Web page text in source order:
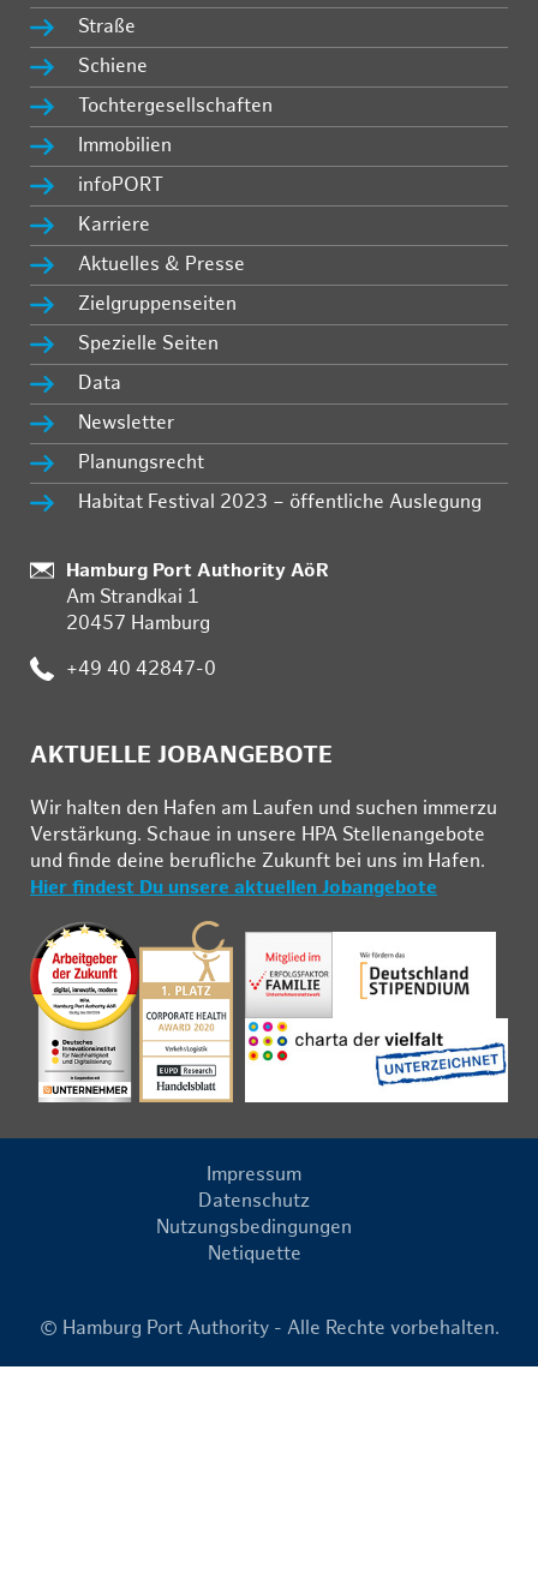
Straße
Schiene
Tochtergesellschaften
Immobilien
infoPORT
Karriere
Aktuelles & Presse
Zielgruppenseiten
Spezielle Seiten
Data
Newsletter
Planungsrecht
Habitat Festival 2023 – öffentliche Auslegung
:
Hamburg Port Authority AöR
Am Strandkai 1
20457 Hamburg
: +49 40 42847-0
AKTUELLE JOBANGEBOTE
Wir hal­ten den Ha­fen am Lau­fen und su­chen im­mer­zu
Ver­stär­kung. Schau­e in un­se­re HPA Stel­len­an­ge­bo­te
und fin­de deine be­ruf­li­che Zu­kunft bei uns im Ha­fen.
Hier findest Du unsere aktuellen Jobangebote
Impressum
Datenschutz
Nutzungsbedingungen
Netiquette
© Hamburg Port Authority - Alle Rechte vorbehalten.